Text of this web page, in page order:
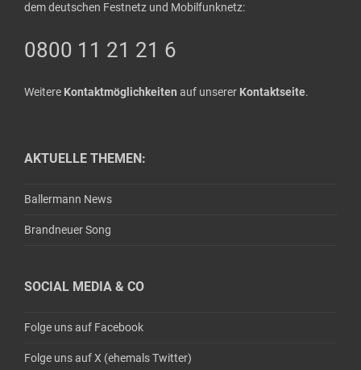
dem deutschen Festnetz und Mobilfunknetz:
0800 11 21 21 6
Weitere Kontaktmöglichkeiten auf unserer Kontaktseite.
AKTUELLE THEMEN:
Ballermann News
Brandneuer Song
SOCIAL MEDIA & CO
Folge uns auf Facebook
Folge uns auf X (ehemals Twitter)